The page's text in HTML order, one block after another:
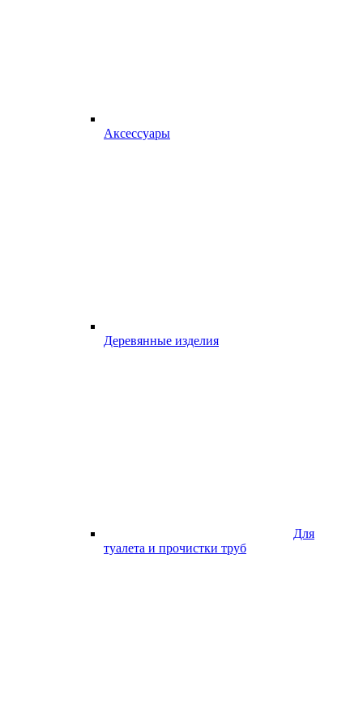
Аксессуары
Деревянные изделия
Для
туалета и прочистки труб